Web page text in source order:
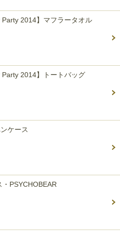
Party 2014】マフラータオル
Party 2014】トートバッグ
ケース
PSYCHOBEAR